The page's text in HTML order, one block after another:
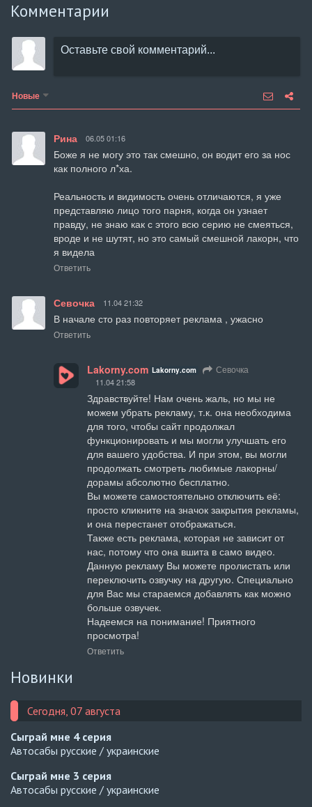
Комментарии
Новые
Рина 06.05 01:16
Боже я не могу это так смешно, он водит его за нос
как полного л*ха.
Реальность и видимость очень отличаются, я уже
представляю лицо того парня, когда он узнает
правду, не знаю как с этого всю серию не смеяться,
вроде и не шутят, но это самый смешной лакорн, что
я видела
Ответить
Севочка 11.04 21:32
В начале сто раз повторяет реклама , ужасно
Ответить
Lakorny.com Lakorny.com Севочка
11.04 21:58
Здравствуйте! Нам очень жаль, но мы не
можем убрать рекламу, т.к. она необходима
для того, чтобы сайт продолжал
функционировать и мы могли улучшать его
для вашего удобства. И при этом, вы могли
продолжать смотреть любимые лакорны/
дорамы абсолютно бесплатно.
Вы можете самостоятельно отключить её:
просто кликните на значок закрытия рекламы,
и она перестанет отображаться.
Также есть реклама, которая не зависит от
нас, потому что она вшита в само видео.
Данную рекламу Вы можете пролистать или
переключить озвучку на другую. Специально
для Вас мы стараемся добавлять как можно
больше озвучек.
Надеемся на понимание! Приятного
просмотра!
Ответить
Новинки
Сегодня, 07 августа
Сыграй мне 4 серия
Автосабы русские / украинские
Сыграй мне 3 серия
Автосабы русские / украинские